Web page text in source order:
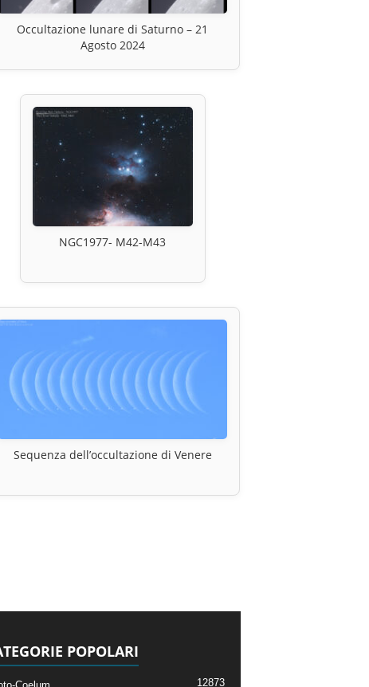
Occultazione lunare di Saturno – 21
Agosto 2024
NGC1977- M42-M43
Sequenza dell’occultazione di Venere
POPOLARI
12873